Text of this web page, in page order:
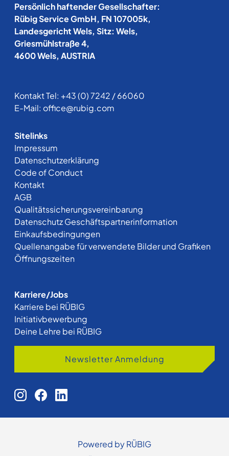
Persönlich haftender Gesellschafter:
Rübig Service GmbH, FN 107005k,
Landesgericht Wels, Sitz: Wels,
Griesmühlstraße 4,
4600 Wels, AUSTRIA
Kontakt Tel: +43 (0) 7242 / 66060
E-Mail: office@rubig.com
Sitelinks
Impressum
Datenschutzerklärung
Code of Conduct
Kontakt
AGB
Qualitätssicherungsvereinbarung
Datenschutz Geschäftspartnerinformation
Einkaufsbedingungen
Quellenangabe für verwendete Bilder und Grafiken
Öffnungszeiten
Karriere/Jobs
Karriere bei RÜBIG
Initiativbewerbung
Deine Lehre bei RÜBIG
Newsletter Anmeldung
Powered by RÜBIG